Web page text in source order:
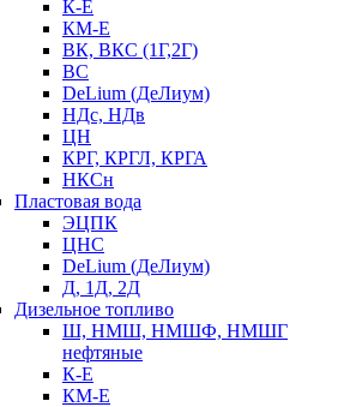
К-Е
КМ-Е
ВК, ВКС (1Г,2Г)
ВС
DeLium (ДеЛиум)
НДс, НДв
ЦН
КРГ, КРГЛ, КРГА
НКСн
Пластовая вода
ЭЦПК
ЦНС
DeLium (ДеЛиум)
Д, 1Д, 2Д
Дизельное топливо
Ш, НМШ, НМШФ, НМШГ
нефтяные
К-Е
КМ-Е